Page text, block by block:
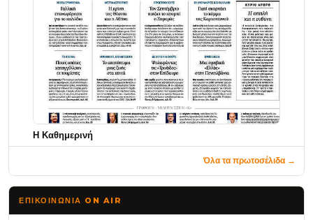
Η Καθημερινή
Όλα τα πρωτοσέλιδα →
ΕΠΙΚΟΙΝΩΝΊΑ ON AIR